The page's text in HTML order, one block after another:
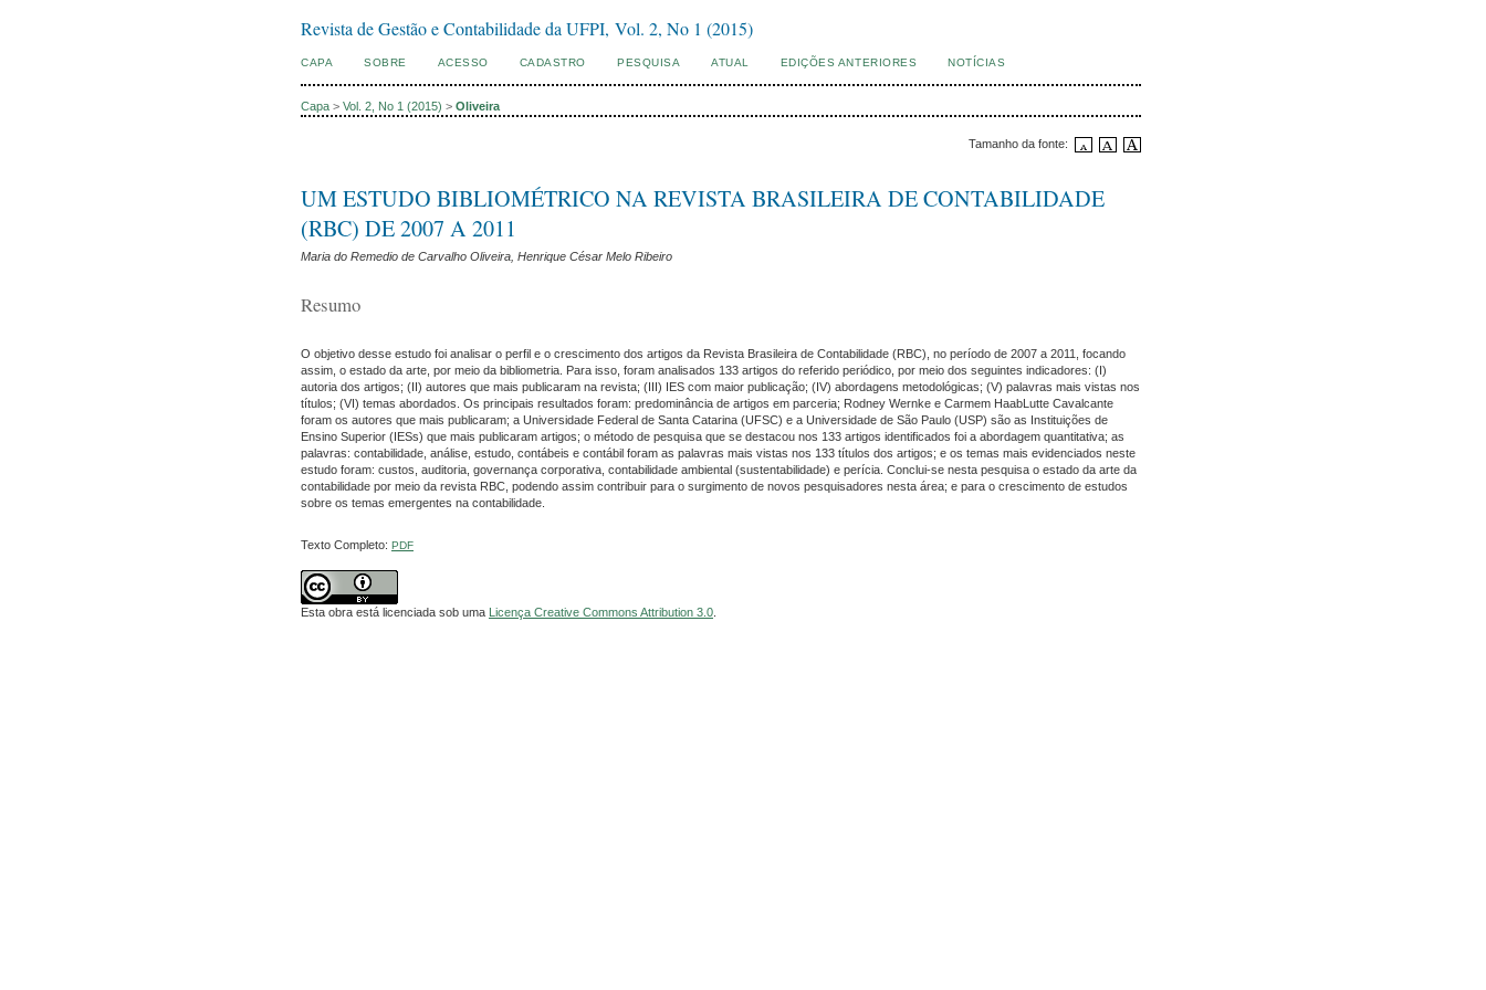
Revista de Gestão e Contabilidade da UFPI, Vol. 2, No 1 (2015)
CAPA SOBRE ACESSO CADASTRO PESQUISA ATUAL EDIÇÕES ANTERIORES NOTÍCIAS
Capa > Vol. 2, No 1 (2015) > Oliveira
Tamanho da fonte:
UM ESTUDO BIBLIOMÉTRICO NA REVISTA BRASILEIRA DE CONTABILIDADE
(RBC) DE 2007 A 2011
Maria do Remedio de Carvalho Oliveira, Henrique César Melo Ribeiro
Resumo
O objetivo desse estudo foi analisar o perfil e o crescimento dos artigos da Revista Brasileira de Contabilidade (RBC), no período de 2007 a 2011, focando
assim, o estado da arte, por meio da bibliometria. Para isso, foram analisados 133 artigos do referido periódico, por meio dos seguintes indicadores: (I)
autoria dos artigos; (II) autores que mais publicaram na revista; (III) IES com maior publicação; (IV) abordagens metodológicas; (V) palavras mais vistas nos
títulos; (VI) temas abordados. Os principais resultados foram: predominância de artigos em parceria; Rodney Wernke e Carmem HaabLutte Cavalcante
foram os autores que mais publicaram; a Universidade Federal de Santa Catarina (UFSC) e a Universidade de São Paulo (USP) são as Instituições de
Ensino Superior (IESs) que mais publicaram artigos; o método de pesquisa que se destacou nos 133 artigos identificados foi a abordagem quantitativa; as
palavras: contabilidade, análise, estudo, contábeis e contábil foram as palavras mais vistas nos 133 títulos dos artigos; e os temas mais evidenciados neste
estudo foram: custos, auditoria, governança corporativa, contabilidade ambiental (sustentabilidade) e perícia. Conclui-se nesta pesquisa o estado da arte da
contabilidade por meio da revista RBC, podendo assim contribuir para o surgimento de novos pesquisadores nesta área; e para o crescimento de estudos
sobre os temas emergentes na contabilidade.
Texto Completo: PDF
Esta obra está licenciada sob uma Licença Creative Commons Attribution 3.0